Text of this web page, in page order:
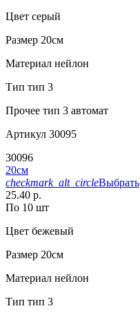
Цвет серый
Размер 20см
Материал нейлон
Тип тип 3
Прочее тип 3 автомат
Артикул 30095
30096
20см
checkmark_alt_circleВыбрать
25.40 р.
По 10 шт
Цвет бежевый
Размер 20см
Материал нейлон
Тип тип 3